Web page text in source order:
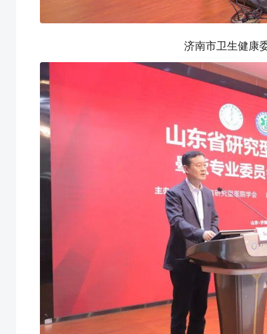
济南市卫生健康